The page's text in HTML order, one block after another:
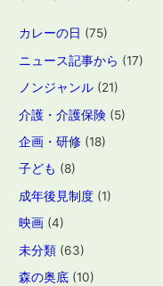
カレーの日 (75)
ニュース記事から (17)
ノンジャンル (21)
介護・介護保険 (5)
企画・研修 (18)
子ども (8)
成年後見制度 (1)
映画 (4)
未分類 (63)
森の奥底 (10)